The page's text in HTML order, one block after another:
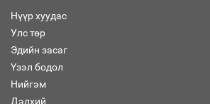
Нүүр хуудас
Улс төр
Эдийн засаг
Үзэл бодол
Нийгэм
Дэлхий